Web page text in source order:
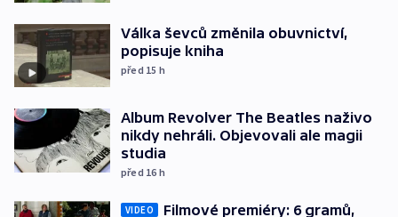
Válka ševců změnila obuvnictví,
popisuje kniha
před 15 h
Album Revolver The Beatles naživo
nikdy nehráli. Objevovali ale magii
studia
před 16 h
VIDEO
Filmové premiéry: 6 gramů,